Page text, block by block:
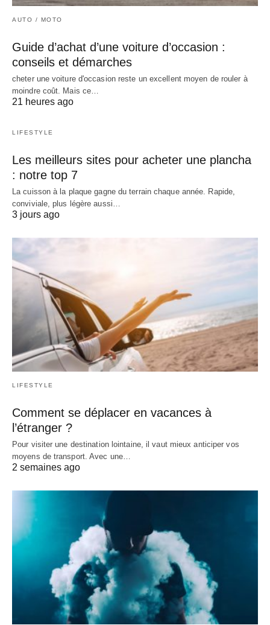
AUTO / MOTO
Guide d’achat d’une voiture d’occasion :
conseils et démarches
cheter une voiture d'occasion reste un excellent moyen de rouler à
moindre coût. Mais ce…
21 heures ago
LIFESTYLE
Les meilleurs sites pour acheter une plancha
: notre top 7
La cuisson à la plaque gagne du terrain chaque année. Rapide,
conviviale, plus légère aussi…
3 jours ago
LIFESTYLE
Comment se déplacer en vacances à
l’étranger ?
Pour visiter une destination lointaine, il vaut mieux anticiper vos
moyens de transport. Avec une…
2 semaines ago